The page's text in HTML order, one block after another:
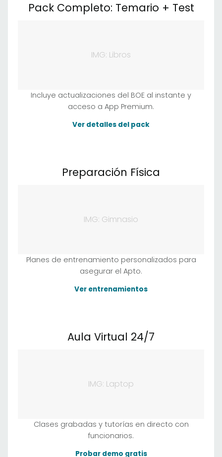
Pack Completo: Temario + Test
IMG: Libros
Incluye actualizaciones del BOE al instante y
acceso a App Premium.
Ver detalles del pack
Preparación Física
IMG: Gimnasio
Planes de entrenamiento personalizados para
asegurar el Apto.
Ver entrenamientos
Aula Virtual 24/7
IMG: Laptop
Clases grabadas y tutorías en directo con
funcionarios.
Probar demo gratis